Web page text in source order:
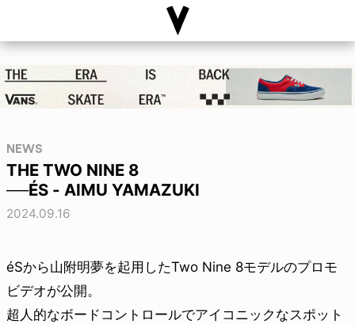
NEWS
THE TWO NINE 8
──ÉS - AIMU YAMAZUKI
2024.09.16
éSから山附明夢を起用したTwo Nine 8モデルのプロモ
ビデオが公開。
超人的なボードコントロールでアイコニックなスポット